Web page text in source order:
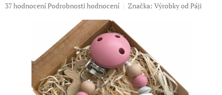
Průměrné
37 hodnoceníPodrobnosti hodnocení Značka: Výrobky od Páji